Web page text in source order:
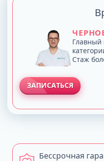
Главный
Стаж
ЗАПИСАТЬСЯ
Бессрочная